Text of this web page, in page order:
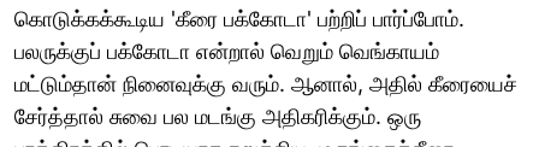
கொடுக்கக்கூடிய 'கீரை பக்கோடா' பற்றிப் பார்ப்போம்.
பலருக்குப் பக்கோடா என்றால் வெறும் வெங்காயம்
மட்டும்தான் நினைவுக்கு வரும். ஆனால், அதில் கீரையைச்
சேர்த்தால் சுவை பல மடங்கு அதிகரிக்கும். ஒரு